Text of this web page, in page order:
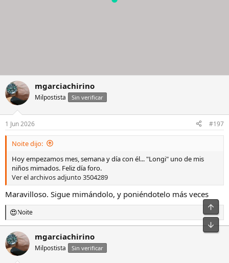
mgarciachirino
Milpostista Sin verificar
1 Jun 2026 #197
Noite dijo:
Hoy empezamos mes, semana y día con él... "Longi" uno de mis
niños mimados. Feliz día foro.
Ver el archivos adjunto 3504289
Maravilloso. Sigue mimándolo, y poniéndotelo más veces
R
e
a
c
c
Noite
mgarciachirino
Milpostista Sin verificar